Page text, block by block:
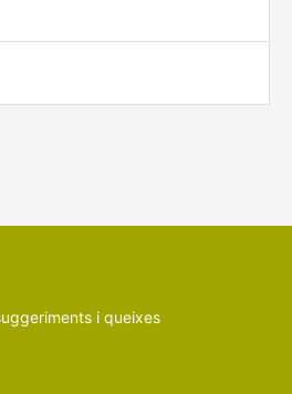
i queixes